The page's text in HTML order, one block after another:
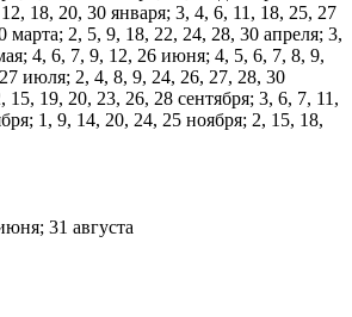
18, 20, 30 января; 3, 4, 6, 11, 18, 25, 27
марта; 2, 5, 9, 18, 22, 24, 28, 30 апреля; 3,
4, 6, 7, 9, 12, 26 июня; 4, 5, 6, 7, 8, 9,
июля; 2, 4, 8, 9, 24, 26, 27, 28, 30
15, 19, 20, 23, 26, 28 сентября; 3, 6, 7, 11,
1, 9, 14, 20, 24, 25 ноября; 2, 15, 18,
31 августа